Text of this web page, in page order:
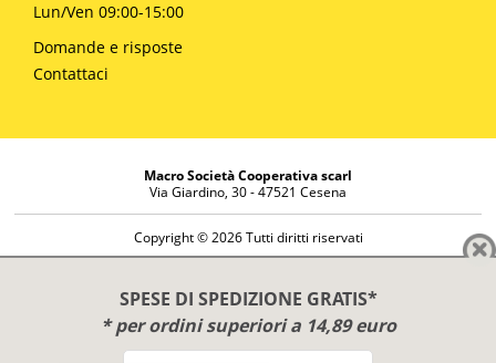
SPESE DI SPEDIZIONE GRATIS*
* per ordini superiori a 14,89 euro
Lun/Ven 09:00-15:00
Domande e risposte
Contattaci
Macro Società Cooperativa scarl
Via Giardino, 30 - 47521 Cesena
Copyright © 2026 Tutti diritti riservati
Diritto di reso
Disclaimer
Privacy Policy